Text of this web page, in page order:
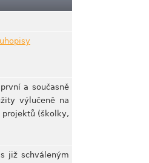
a současně
výlučeně na
(školky,
již schváleným